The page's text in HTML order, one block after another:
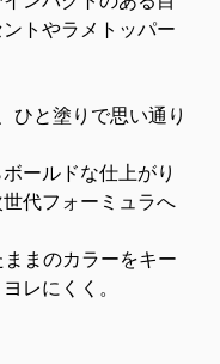
トやラメトッパー
ひと塗りで思い通り
ールドな仕上がり
代フォーミュラへ
ままのカラーをキー
レにくく。